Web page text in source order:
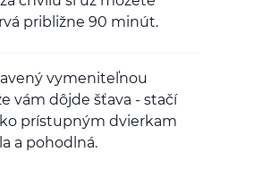
približne 90 minút.
vymeniteľnou
vám dôjde šťava - stačí
prístupným dvierkam
a pohodlná.